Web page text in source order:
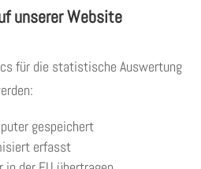
unserer Website
für die statistische Auswertung
gespeichert
erfasst